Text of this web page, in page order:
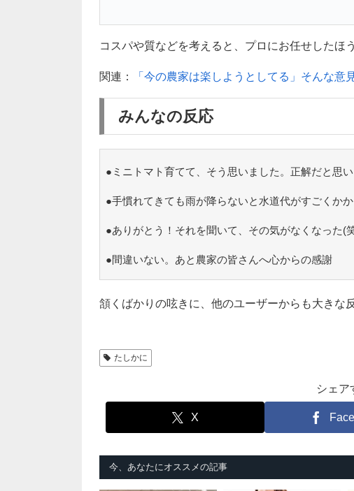
コスパや質などを考えると、プロにお任せしたほ
関連： 「今の農家は楽しようとしてる」そんな意
みんなの反応
●ミニトマト育てて、そう思いました。正解だと思
●手慣れてきても雨が降らないと水道代がすごくか
●ありがとう！それを聞いて、その気がなくなった(
●間違いない。あと農家の皆さんへ心からの感謝
頷くばかりの呟きに、他のユーザーからも大きな
たしかに
シェア
X
今、あなたにオススメの記事